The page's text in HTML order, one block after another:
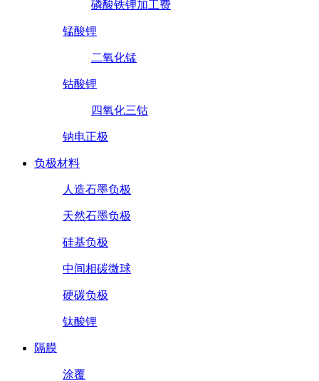
磷酸铁锂加工费
锰酸锂
二氧化锰
钴酸锂
四氧化三钴
钠电正极
负极材料
人造石墨负极
天然石墨负极
硅基负极
中间相碳微球
硬碳负极
钛酸锂
隔膜
涂覆